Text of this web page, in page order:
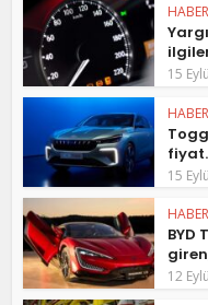
HABER
15
HABER
15
HABER
BYD
12